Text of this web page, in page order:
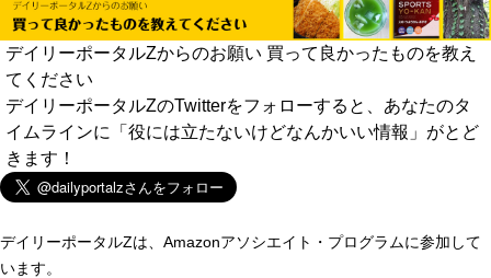
デイリーポータルZからのお願い 買って良かったものを教え
てください
デイリーポータルZのTwitterをフォローすると、あなたのタ
イムラインに「役には立たないけどなんかいい情報」がとど
きます！
デイリーポータルZは、Amazonアソシエイト・プログラムに参加して
います。